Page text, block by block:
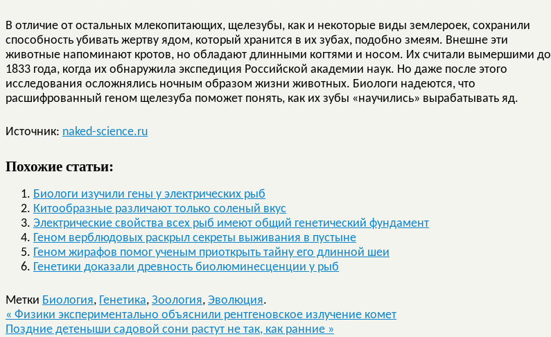
В отличие от остальных млекопитающих, щелезубы, как и некоторые виды землероек, сохранили
способность убивать жертву ядом, который хранится в их зубах, подобно змеям. Внешне эти
животные напоминают кротов, но обладают длинными когтями и носом. Их считали вымершими до
1833 года, когда их обнаружила экспедиция Российской академии наук. Но даже после этого
исследования осложнялись ночным образом жизни животных. Биологи надеются, что
расшифрованный геном щелезуба поможет понять, как их зубы «научились» вырабатывать яд.
Источник: naked-science.ru
Похожие статьи:
Биологи изучили гены у электрических рыб
Китообразные различают только соленый вкус
Электрические свойства всех рыб имеют общий генетический фундамент
Геном верблюдовых раскрыл секреты выживания в пустыне
Геном жирафов помог ученым приоткрыть тайну его длинной шеи
Генетики доказали древность биолюминесценции у рыб
Метки Биология, Генетика, Зоология, Эволюция.
« Физики экспериментально объяснили рентгеновское излучение комет
Поздние детеныши садовой сони растут не так, как ранние »